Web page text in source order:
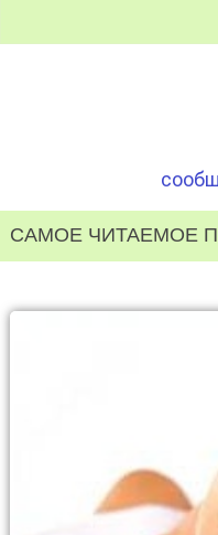
САМОЕ ЧИТАЕМОЕ